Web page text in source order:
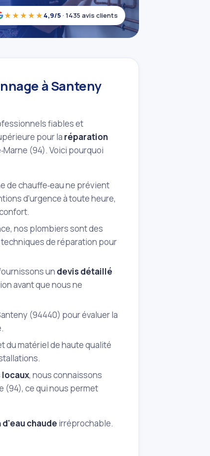
★★★★★4,9/5 · 1435 avis clients
à Santeny
fiables et
pour la réparation
(94). Voici pourquoi
de chauffe‑eau ne prévient
d'urgence à toute heure,
nos plombiers sont des
de réparation pour
un devis détaillé
avant que nous ne
(94440) pour évaluer la
du matériel de haute qualité
, nous connaissons
(94), ce qui nous permet
chaude irréprochable.